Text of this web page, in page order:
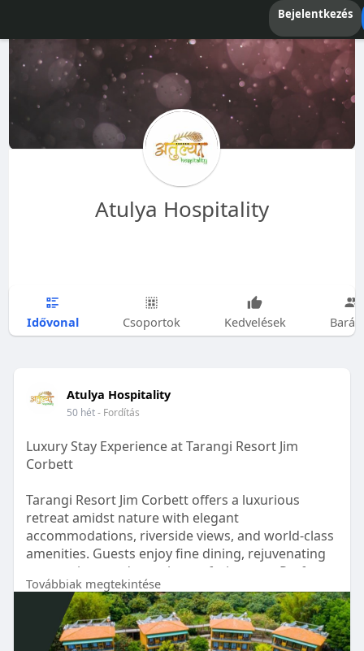
Bejelentkezés
Atulya Hospitality
Idővonal Csoportok Kedvelések
Atulya Hospitality
50 hét- Fordítás
Luxury Stay Experience at Tarangi Resort Jim
Corbett
Tarangi Resort Jim Corbett offers a luxurious
retreat amidst nature with elegant
accommodations, riverside views, and world-class
amenities. Guests enjoy fine dining, rejuvenating
spa services, and seamless safari access. Perfect
for couples, families, and wildlife enthusiasts, it
combines comfort, adventure, and serenity for an
unforgettable Corbett experience.
Továbbiak megtekintése